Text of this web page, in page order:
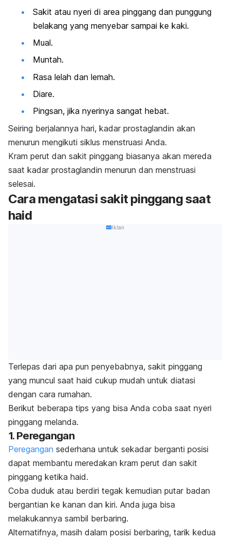
Sakit atau nyeri di area pinggang dan punggung
belakang yang menyebar sampai ke kaki.
Mual.
Muntah.
Rasa lelah dan lemah.
Diare.
Pingsan, jika nyerinya sangat hebat.
Seiring berjalannya hari, kadar prostaglandin akan
menurun mengikuti siklus menstruasi Anda.
Kram perut dan sakit pinggang biasanya akan mereda
saat kadar prostaglandin menurun dan menstruasi
selesai.
Cara mengatasi sakit pinggang saat
haid
Iklan
Terlepas dari apa pun penyebabnya, sakit pinggang
yang muncul saat haid cukup mudah untuk diatasi
dengan cara rumahan.
Berikut beberapa tips yang bisa Anda coba saat nyeri
pinggang melanda.
1. Peregangan
Peregangan sederhana untuk sekadar berganti posisi
dapat membantu meredakan kram perut dan sakit
pinggang ketika haid.
Coba duduk atau berdiri tegak kemudian putar badan
bergantian ke kanan dan kiri. Anda juga bisa
melakukannya sambil berbaring.
Alternatifnya, masih dalam posisi berbaring, tarik kedua